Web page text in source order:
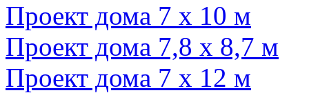
Проект дома 7 х 10 м
Проект дома 7,8 х 8,7 м
Проект дома 7 х 12 м